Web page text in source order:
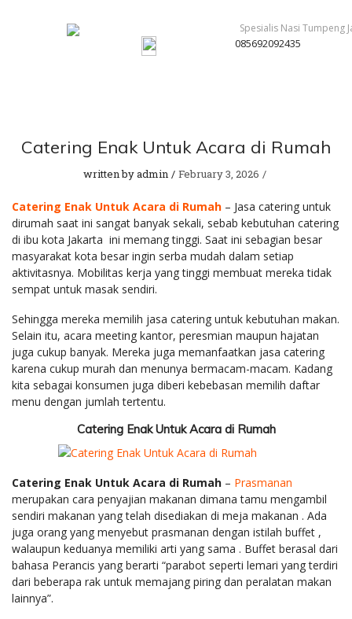
085692092435
Catering Enak Untuk Acara di Rumah
written byadmin February 3, 2026
Catering Enak Untuk Acara di Rumah – Jasa catering untuk
dirumah saat ini sangat banyak sekali, sebab kebutuhan catering
di ibu kota Jakarta ini memang tinggi. Saat ini sebagian besar
masyarakat kota besar ingin serba mudah dalam setiap
aktivitasnya. Mobilitas kerja yang tinggi membuat mereka tidak
sempat untuk masak sendiri.
Sehingga mereka memilih jasa catering untuk kebutuhan makan.
Selain itu, acara meeting kantor, peresmian maupun hajatan
juga cukup banyak. Mereka juga memanfaatkan jasa catering
karena cukup murah dan menunya bermacam-macam. Kadang
kita sebagai konsumen juga diberi kebebasan memilih daftar
menu dengan jumlah tertentu.
Catering Enak Untuk Acara di Rumah
Catering Enak Untuk Acara di Rumah – Prasmanan
merupakan cara penyajian makanan dimana tamu mengambil
sendiri makanan yang telah disediakan di meja makanan . Ada
juga orang yang menyebut prasmanan dengan istilah buffet ,
walaupun keduanya memiliki arti yang sama . Buffet berasal dari
bahasa Perancis yang berarti “parabot seperti lemari yang terdiri
dari beberapa rak untuk memajang piring dan peralatan makan
lainnya”.